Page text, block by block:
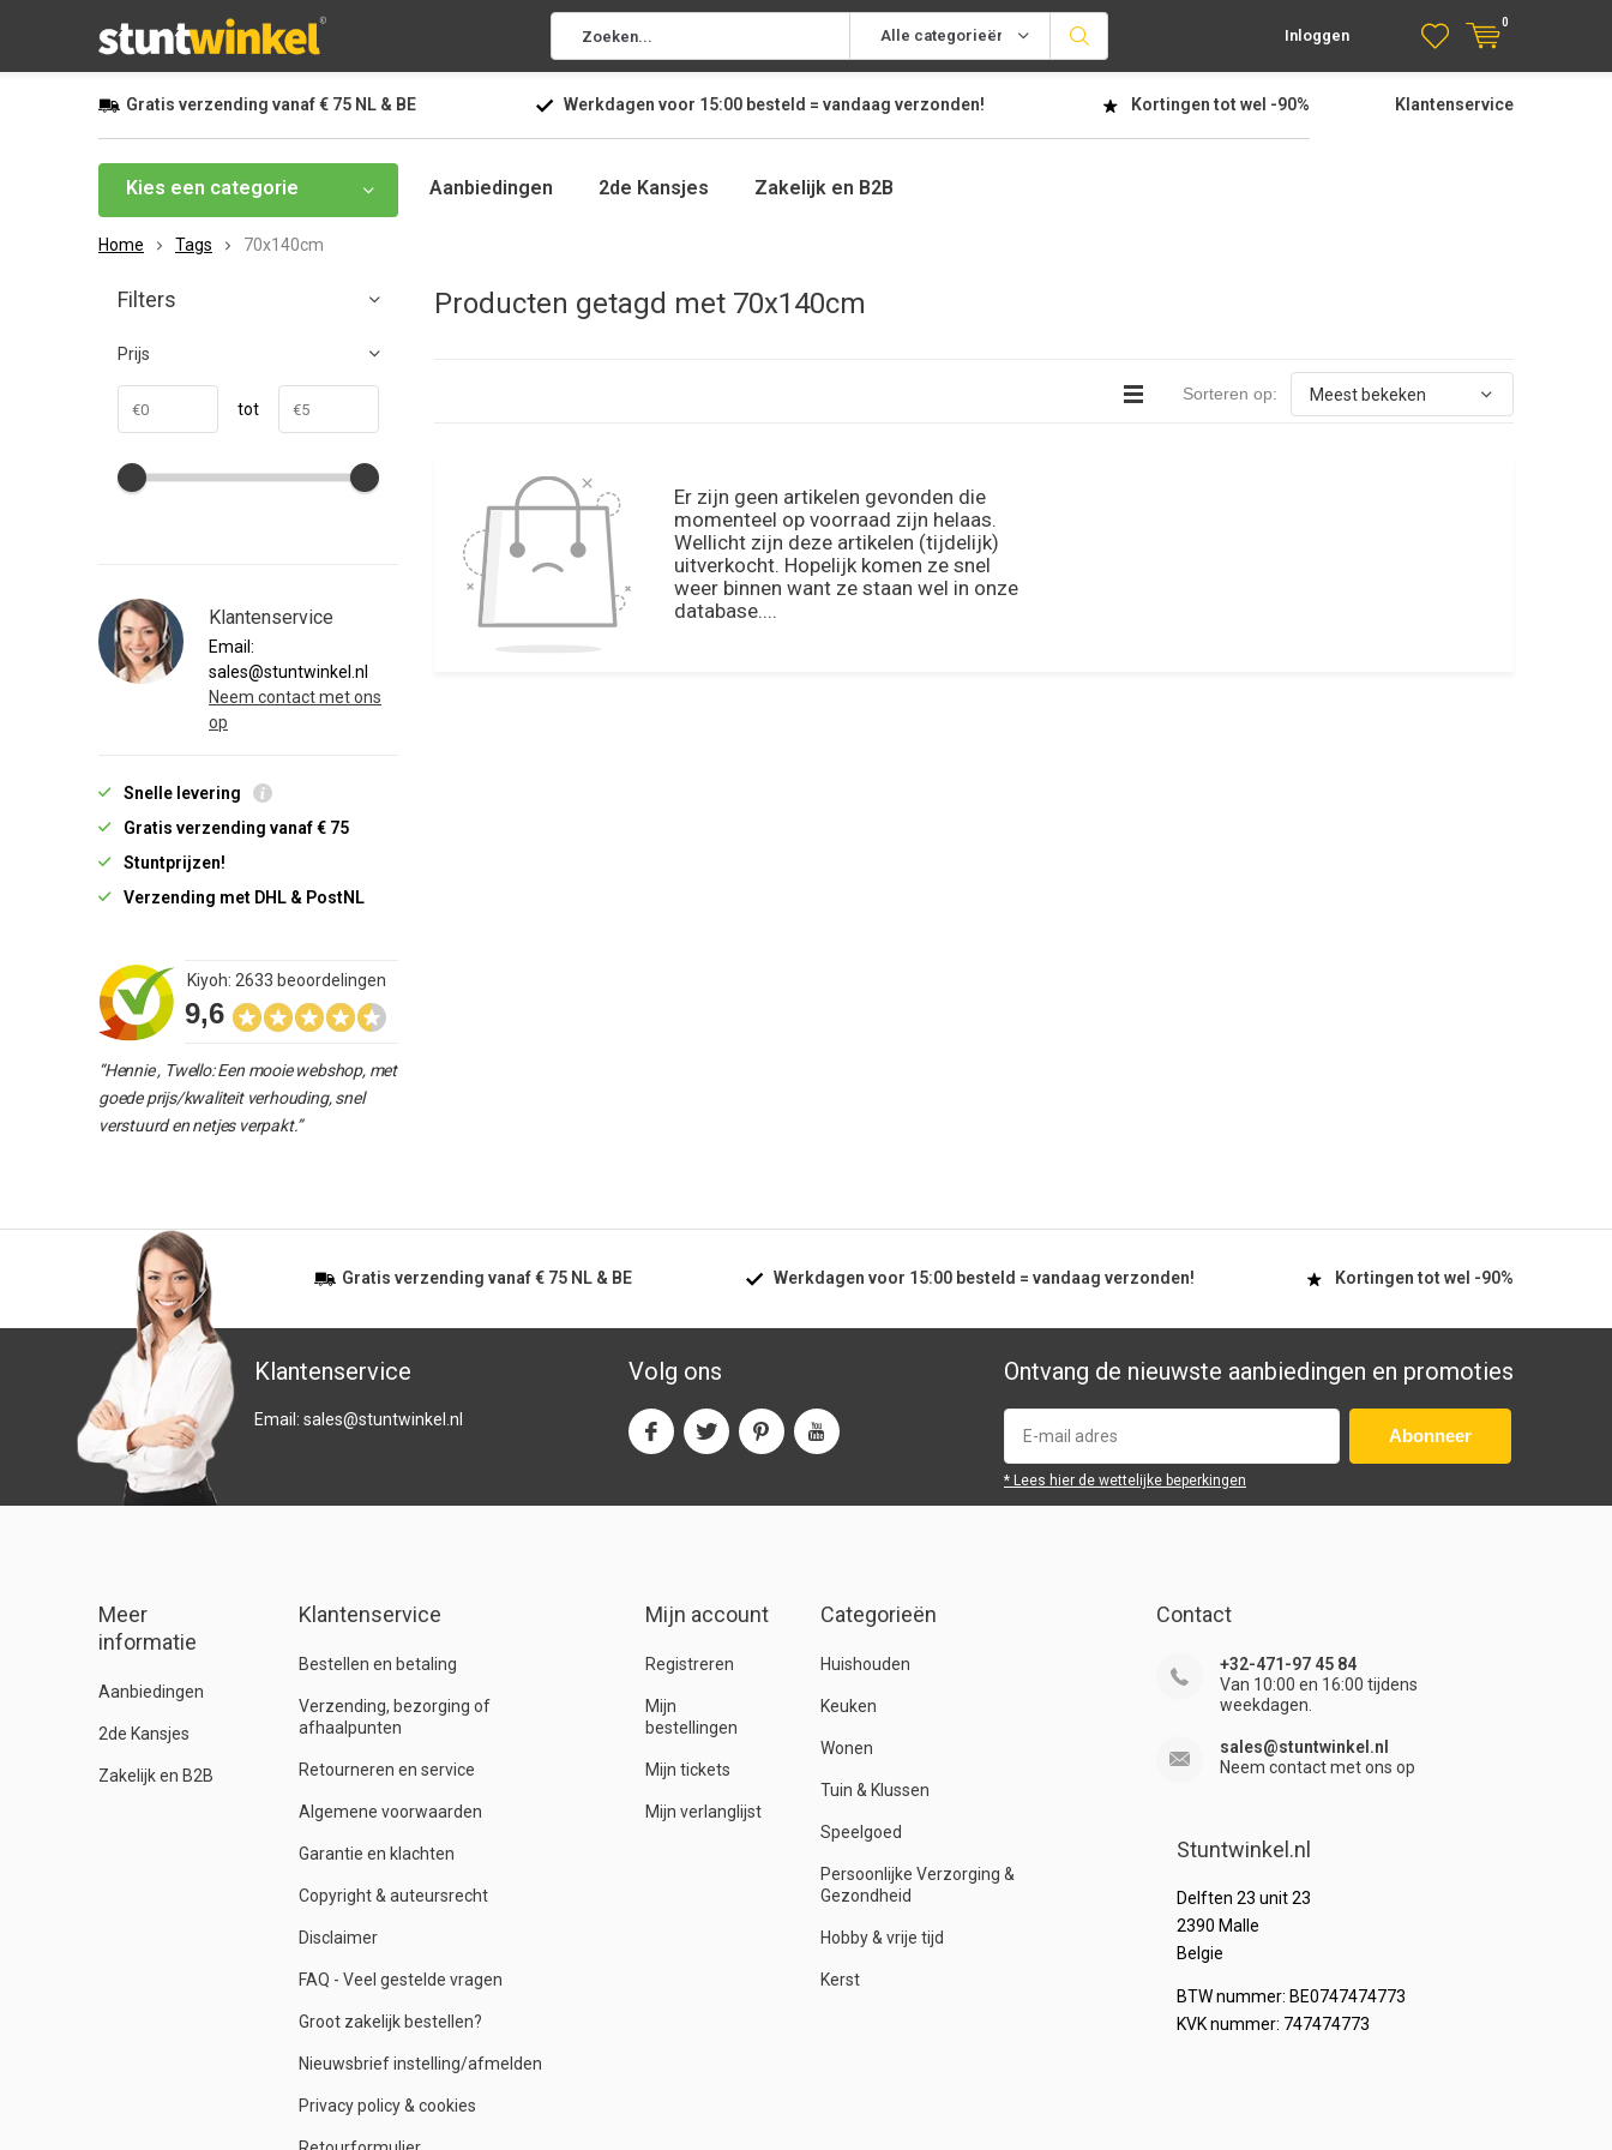
Alle categorieën Inloggen
0
Gratis verzending vanaf€ 75 NL & BE Werkdagen voor 15:00besteld = vandaag verzonden! Kortingen tot wel -90% Klantenservice
Kies een categorie Aanbiedingen 2de Kansjes Zakelijk en B2B
Home Tags 70x140cm
Producten getagd met 70x140cm
Sorteren op:
Er zijn geen artikelen gevonden die
momenteel op voorraad zijn helaas.
Wellicht zijn deze artikelen (tijdelijk)
uitverkocht. Hopelijk komen ze snel
weer binnen want ze staan wel in onze
database....
Filters
Prijs
tot
Klantenservice
Email:
sales@stuntwinkel.nl
Neem contact met ons
op
Snelle levering
Gratis verzending vanaf € 75
Stuntprijzen!
Verzending met DHL & PostNL
9,6
Kiyoh: 2633 beoordelingen
“Hennie , Twello: Een mooie webshop, met
goede prijs/kwaliteit verhouding, snel
verstuurd en netjes verpakt.”
Gratis verzending vanaf€ 75 NL & BE Werkdagen voor 15:00besteld = vandaag verzonden! Kortingen tot wel -90%
Klantenservice
Email: sales@stuntwinkel.nl
Volg ons Ontvang de nieuwste aanbiedingen en promoties
Abonneer
* Lees hier de wettelijke beperkingen
Meer
informatie
Aanbiedingen
2de Kansjes
Zakelijk en B2B
Klantenservice
Bestellen en betaling
Verzending, bezorging of
afhaalpunten
Retourneren en service
Algemene voorwaarden
Garantie en klachten
Copyright & auteursrecht
Disclaimer
FAQ - Veel gestelde vragen
Groot zakelijk bestellen?
Nieuwsbrief instelling/afmelden
Privacy policy & cookies
Mijn account
Registreren
Mijn
bestellingen
Mijn tickets
Mijn verlanglijst
Categorieën
Huishouden
Keuken
Wonen
Tuin & Klussen
Speelgoed
Persoonlijke Verzorging &
Gezondheid
Hobby & vrije tijd
Kerst
Contact
+32-471-97 45 84
Van 10:00 en 16:00 tijdens
weekdagen.
sales@stuntwinkel.nl
Neem contact met ons op
Stuntwinkel.nl
Delften 23 unit 23
2390 Malle
Belgie
BTW nummer: BE0747474773
KVK nummer: 747474773